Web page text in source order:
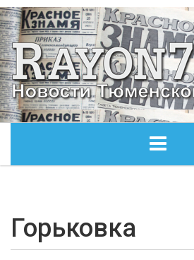
ОБЩЕСТВО
ЭКОНОМИКА
Горьковка